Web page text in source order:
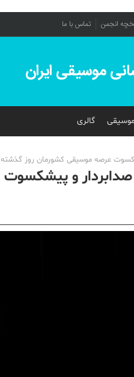
انجمن تماس با ما
موسیقی ایران
گالری
موسیقی کشورمان روز گذشته در 65 سالگی
صدابردار و